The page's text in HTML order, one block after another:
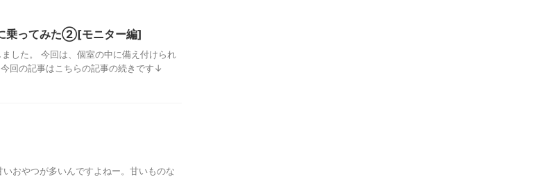
乗ってみた②[モニター編]
した。 今回は、個室の中に備え付けられ
回の記事はこちらの記事の続きです↓
おやつが多いんですよねー。甘いものな